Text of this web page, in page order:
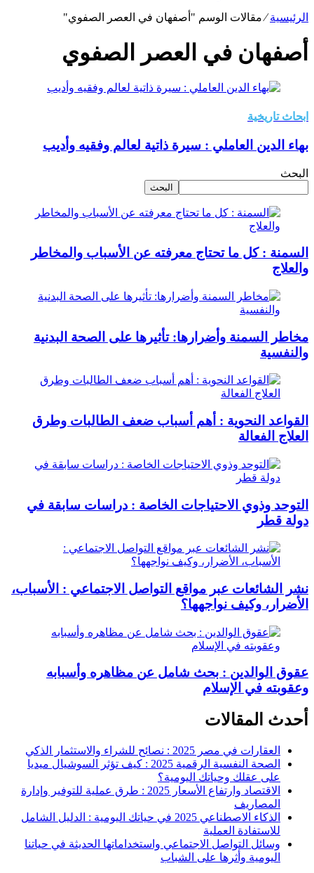
الرئيسية⁄مقالات الوسم "أصفهان في العصر الصفوي"
أصفهان في العصر الصفوي
ابحاث تاريخية
بهاء الدين العاملي : سيرة ذاتية لعالم وفقيه وأديب
البحث
البحث
السمنة : كل ما تحتاج معرفته عن الأسباب والمخاطر
والعلاج
مخاطر السمنة وأضرارها: تأثيرها على الصحة البدنية
والنفسية
القواعد النحوية : أهم أسباب ضعف الطالبات وطرق
العلاج الفعالة
التوحد وذوي الاحتياجات الخاصة : دراسات سابقة في
دولة قطر
نشر الشائعات عبر مواقع التواصل الاجتماعي : الأسباب،
الأضرار، وكيف نواجهها؟
عقوق الوالدين : بحث شامل عن مظاهره وأسبابه
وعقوبته في الإسلام
أحدث المقالات
العقارات في مصر 2025 : نصائح للشراء والاستثمار الذكي
الصحة النفسية الرقمية 2025 : كيف تؤثر السوشيال ميديا
على عقلك وحياتك اليومية؟
الاقتصاد وارتفاع الأسعار 2025 : طرق عملية للتوفير وإدارة
المصاريف
الذكاء الاصطناعي 2025 في حياتك اليومية : الدليل الشامل
للاستفادة العملية
وسائل التواصل الاجتماعي واستخداماتها الحديثة في حياتنا
اليومية وأثرها على الشباب